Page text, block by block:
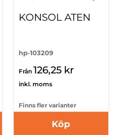
KONSOL ATEN
hp-103209
Från 126,25 kr
inkl. moms
Finns fler varianter
Köp